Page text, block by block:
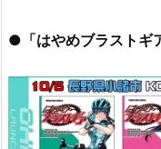
●「はやめブラストギ